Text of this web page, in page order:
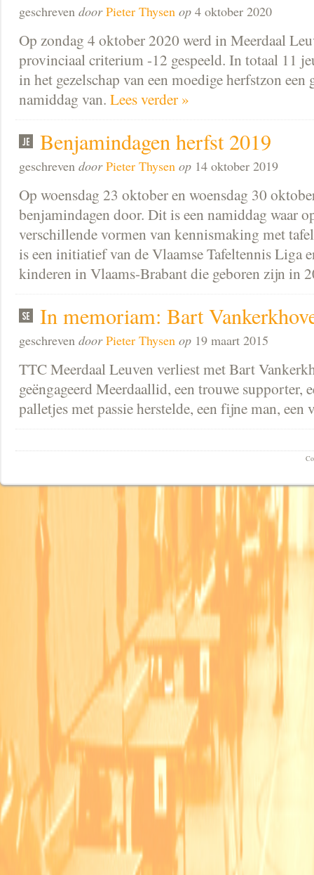
geschreven door Pieter Thysen op 4 oktober 2020
Op zondag 4 oktober 2020 werd in Meerdaal
provinciaal criterium -12 gespeeld. In totaal 11
in het gezelschap van een moedige herfstzon een
namiddag van. Lees verder »
Benjamindagen herfst 2019
geschreven door Pieter Thysen op 14 oktober 2019
Op woensdag 23 oktober en woensdag 30
benjamindagen door. Dit is een namiddag waar
verschillende vormen van kennismaking met
is een initiatief van de Vlaamse Tafeltennis Liga
kinderen in Vlaams-Brabant die geboren zijn in
In memoriam: Bart
geschreven door Pieter Thysen op 19 maart 2015
TTC Meerdaal Leuven verliest met Bart
geëngageerd Meerdaallid, een trouwe supporter,
palletjes met passie herstelde, een fijne man,